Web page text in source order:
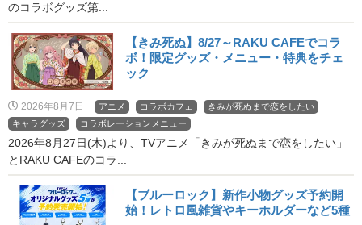
のコラボグッズ第...
【きみ死ぬ】8/27～RAKU CAFEでコラ
ボ！限定グッズ・メニュー・特典をチェ
ック
2026年8月7日 アニメ コラボカフェ
きみが死ぬまで恋をしたい
キャラグッズ
コラボレーションメニュー
2026年8月27日(木)より、TVアニメ「きみが死ぬまで恋をしたい」
とRAKU CAFEのコラ...
【ブルーロック】新作小物グッズ予約開
始！レトロ風雑貨やキーホルダーなど5種